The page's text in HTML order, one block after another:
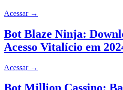
Acessar →
Bot Blaze Ninja:
Acesso Vitalício em
Acessar →